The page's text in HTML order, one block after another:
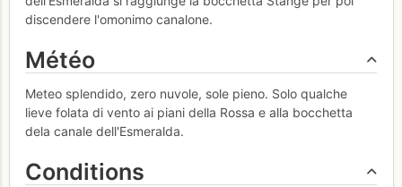
discendere l'omonimo canalone.
Météo
Meteo splendido, zero nuvole, sole pieno. Solo qualche
lieve folata di vento ai piani della Rossa e alla bocchetta
dela canale dell'Esmeralda.
Conditions